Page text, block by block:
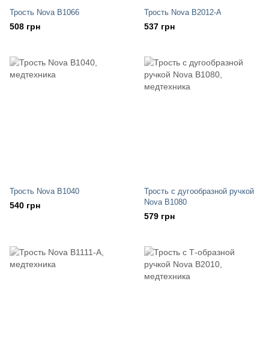
Трость Nova B1066
508 грн
Трость Nova B2012-A
537 грн
Трость Nova B1040
540 грн
Трость с дугообразной ручкой
Nova В1080
579 грн